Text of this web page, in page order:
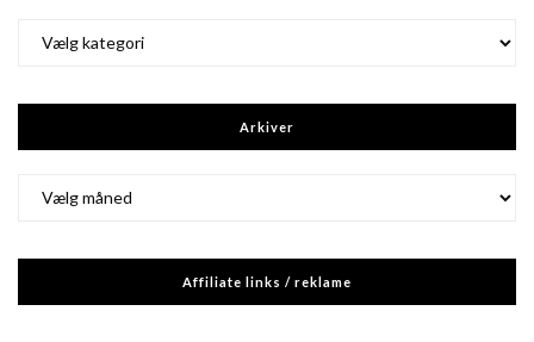
Arkiver
Affiliate links / reklame